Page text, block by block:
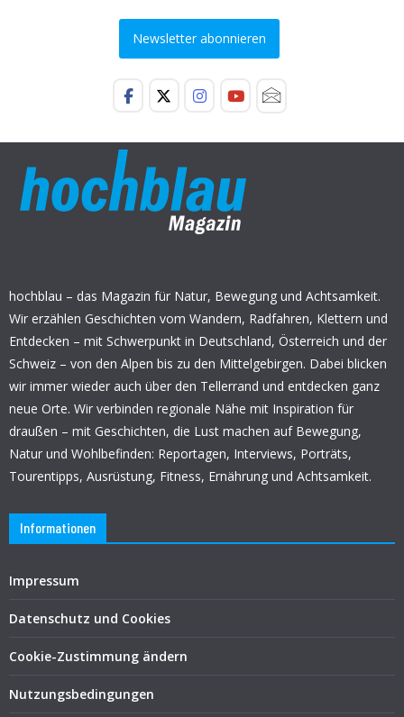
Newsletter abonnieren
hochblau – das Magazin für Natur, Bewegung und Achtsamkeit.
Wir erzählen Geschichten vom Wandern, Radfahren, Klettern und
Entdecken – mit Schwerpunkt in Deutschland, Österreich und der
Schweiz – von den Alpen bis zu den Mittelgebirgen. Dabei blicken
wir immer wieder auch über den Tellerrand und entdecken ganz
neue Orte. Wir verbinden regionale Nähe mit Inspiration für
draußen – mit Geschichten, die Lust machen auf Bewegung,
Natur und Wohlbefinden: Reportagen, Interviews, Porträts,
Tourentipps, Ausrüstung, Fitness, Ernährung und Achtsamkeit.
Informationen
Impressum
Datenschutz und Cookies
Cookie-Zustimmung ändern
Nutzungsbedingungen